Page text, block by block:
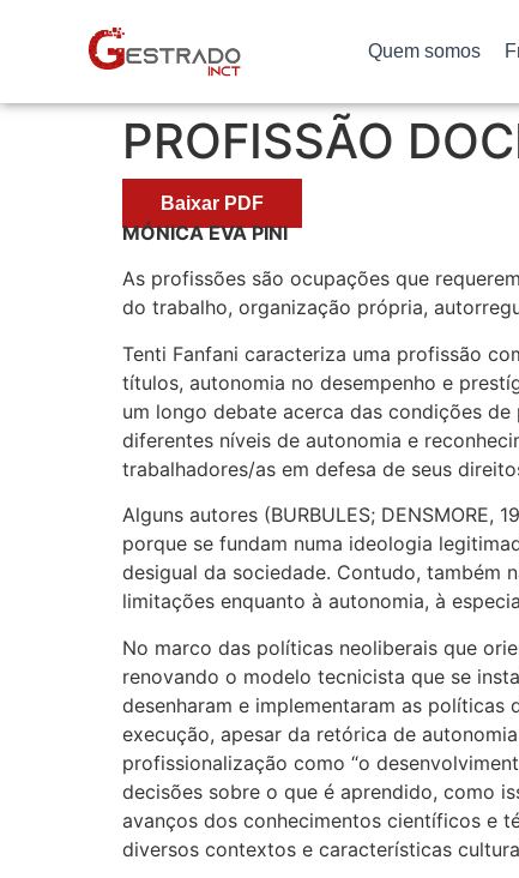
Quem somos
PROFISSÃO
Baixar PDF
MÓNICA EVA PINI
As profissões são ocupações que
do trabalho, organização própria,
Tenti Fanfani caracteriza uma profissão
títulos, autonomia no desempenho e
um longo debate acerca das condições
diferentes níveis de autonomia e
trabalhadores/as em defesa de seus
Alguns autores (BURBULES; DENSMORE,
porque se fundam numa ideologia
desigual da sociedade. Contudo, também
limitações enquanto à autonomia, à
No marco das políticas neoliberais que
renovando o modelo tecnicista que se
desenharam e implementaram as
execução, apesar da retórica de
profissionalização como “o
decisões sobre o que é aprendido, como
avanços dos conhecimentos científicos e
diversos contextos e características